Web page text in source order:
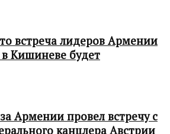
встреча лидеров Армении
Кишиневе будет
Армении провел встречу с
канцлера Австрии